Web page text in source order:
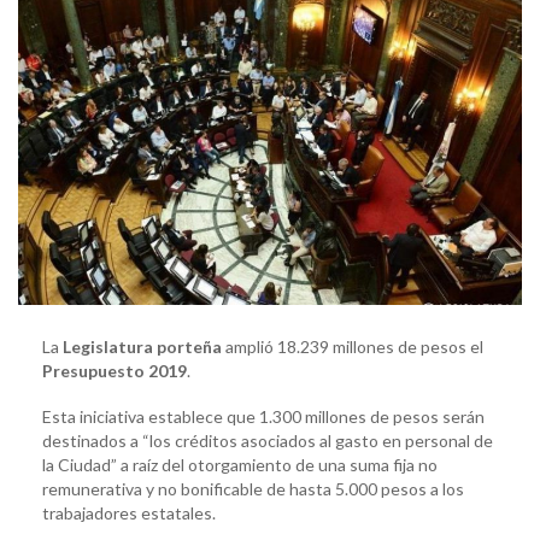
La Legislatura porteña amplió 18.239 millones de pesos el
Presupuesto 2019.
Esta iniciativa establece que 1.300 millones de pesos serán
destinados a “los créditos asociados al gasto en personal de
la Ciudad” a raíz del otorgamiento de una suma fija no
remunerativa y no bonificable de hasta 5.000 pesos a los
trabajadores estatales.